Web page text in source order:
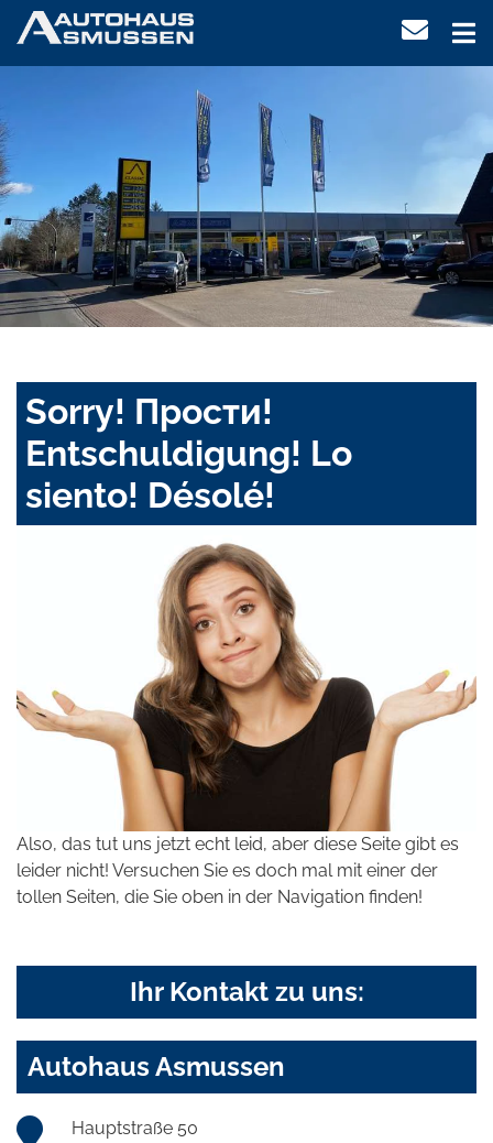
Sorry! Прости!
Entschuldigung! Lo
siento! Désolé!
Also, das tut uns jetzt echt leid, aber diese Seite gibt es
leider nicht! Versuchen Sie es doch mal mit einer der
tollen Seiten, die Sie oben in der Navigation finden!
Ihr Kontakt zu uns:
Autohaus Asmussen
Hauptstraße 50